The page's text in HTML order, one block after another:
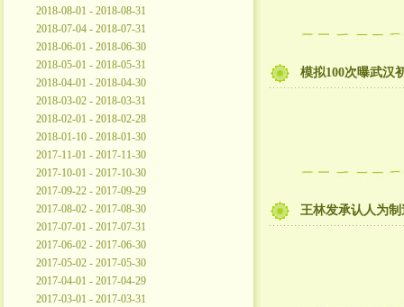
2018-08-01 - 2018-08-31
2018-07-04 - 2018-07-31
2018-06-01 - 2018-06-30
2018-05-01 - 2018-05-31
2018-04-01 - 2018-04-30
2018-03-02 - 2018-03-31
2018-02-01 - 2018-02-28
2018-01-10 - 2018-01-30
2017-11-01 - 2017-11-30
2017-10-01 - 2017-10-30
2017-09-22 - 2017-09-29
2017-08-02 - 2017-08-30
2017-07-01 - 2017-07-31
2017-06-02 - 2017-06-30
2017-05-02 - 2017-05-30
2017-04-01 - 2017-04-29
2017-03-01 - 2017-03-31
模拟100次曝武汉
王林发承认人为